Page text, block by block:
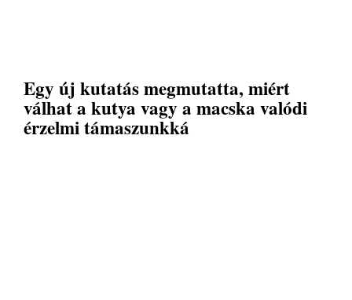
Egy új kutatás megmutatta, miért
válhat a kutya vagy a macska valódi
érzelmi támaszunkká